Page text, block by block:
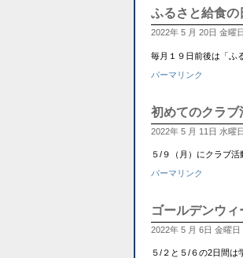
ふるさと給食の
2022年 5 月 20日 金曜
毎月１９日前後は「ふ
パーマリンク
初めてのクラブ
2022年 5 月 11日 水曜
５/９（月）にクラブ
パーマリンク
ゴールデンウィ
2022年 5 月 6日 金曜日
５/２と５/６の2日間